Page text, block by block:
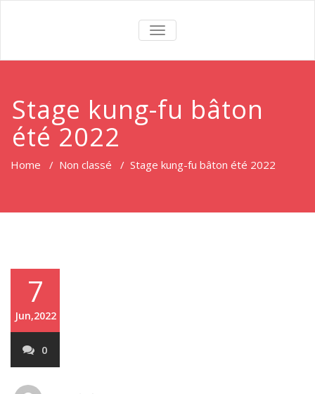
TOGGLE
NAVIGATION
Stage kung-fu bâton
été 2022
Home / Non classé / Stage kung-fu bâton été 2022
7
Jun,2022
0